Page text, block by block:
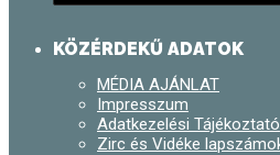
KÖZÉRDEKŰ ADATOK
MÉDIA AJÁNLAT
Impresszum
Adatkezelési Tájékoztató
Zirc és Vidéke